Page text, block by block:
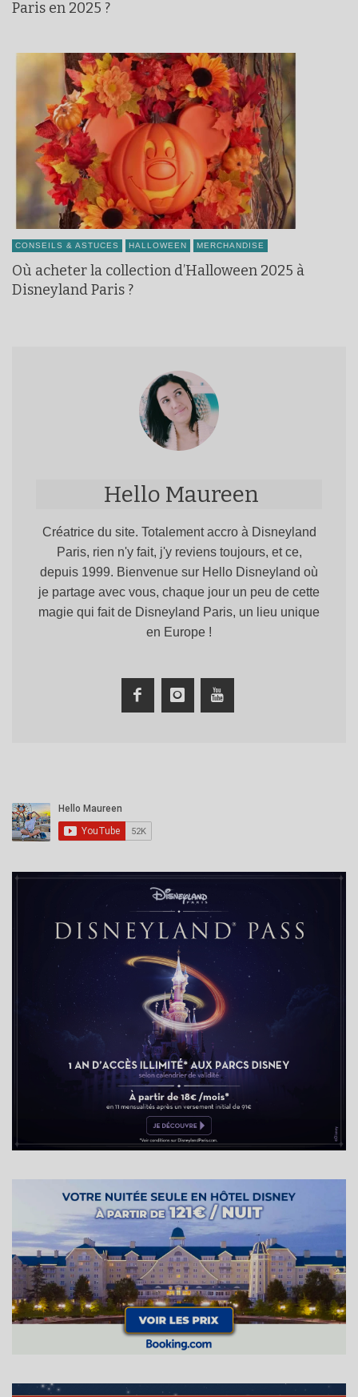
Paris en 2025 ?
CONSEILS & ASTUCES HALLOWEEN MERCHANDISE
Où acheter la collection d’Halloween 2025 à
Disneyland Paris ?
Hello Maureen
Créatrice du site. Totalement accro à Disneyland
Paris, rien n'y fait, j'y reviens toujours, et ce,
depuis 1999. Bienvenue sur Hello Disneyland où
je partage avec vous, chaque jour un peu de cette
magie qui fait de Disneyland Paris, un lieu unique
en Europe !